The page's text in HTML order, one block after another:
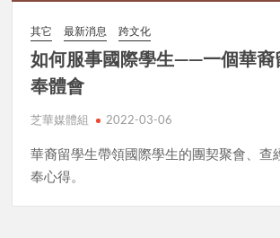
其它 最新消息 跨文化
如何服事國際學生——一個華裔
奉體會
芝華媒體組 2022-03-06
華裔留學生帶領國際學生的團契聚會、查
奉心得。